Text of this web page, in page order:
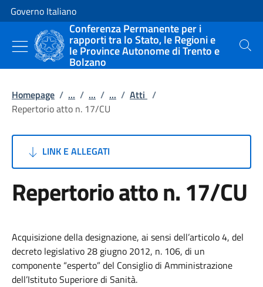
Vai al contenuto
Vai alla navigazione del sito
Governo Italiano
Conferenza Permanente per i
rapporti tra lo Stato, le Regioni e
le Province Autonome di Trento e
Bolzano
Cerca
Homepage / ... / ... / ... / Atti /
Repertorio atto n. 17/CU
LINK E ALLEGATI
Repertorio atto n. 17/CU
Acquisizione della designazione, ai sensi dell’articolo 4, del
decreto legislativo 28 giugno 2012, n. 106, di un
componente “esperto” del Consiglio di Amministrazione
dell’Istituto Superiore di Sanità.